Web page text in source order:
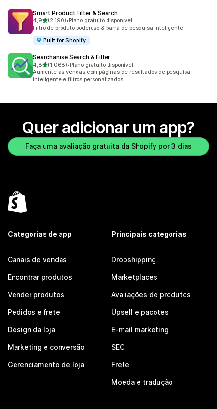
Smart Product Filter & Search
4,9de 5 estrelas
(2.190)
2190 avaliações ao todo
•Plano gratuito disponível
Filtro de produto poderoso & barra de pesquisa inteligente
Built for Shopify
Searchanise Search & Filter
4,8de 5 estrelas
(1.068)
1068 avaliações ao todo
•Plano gratuito disponível
Aumente as vendas com páginas de resultados de pesquisa
inteligente e filtros personalizados
Quer adicionar um app?
Faça uma avaliação gratuita da Shopify por 3 dias
Categorias de app
Canais de vendas
Encontrar produtos
Vender produtos
Pedidos e frete
Design da loja
Marketing e conversão
Gerenciamento de loja
Principais categorias
Dropshipping
Marketplaces
Avaliações de produtos
Upsell e pacotes
E-mail marketing
SEO
Frete
Moeda e tradução